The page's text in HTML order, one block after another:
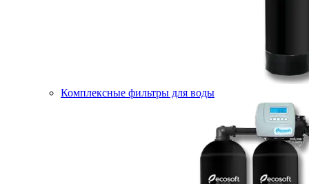
Комплексные фильтры для воды